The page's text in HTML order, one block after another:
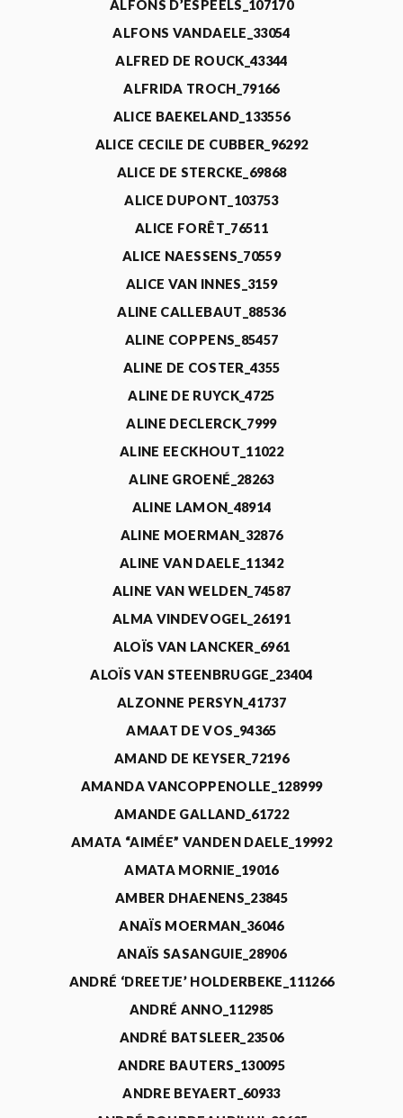
ALFONS D’ESPEELS_107170
ALFONS VANDAELE_33054
ALFRED DE ROUCK_43344
ALFRIDA TROCH_79166
ALICE BAEKELAND_133556
ALICE CECILE DE CUBBER_96292
ALICE DE STERCKE_69868
ALICE DUPONT_103753
ALICE FORÊT_76511
ALICE NAESSENS_70559
ALICE VAN INNES_3159
ALINE CALLEBAUT_88536
ALINE COPPENS_85457
ALINE DE COSTER_4355
ALINE DE RUYCK_4725
ALINE DECLERCK_7999
ALINE EECKHOUT_11022
ALINE GROENÉ_28263
ALINE LAMON_48914
ALINE MOERMAN_32876
ALINE VAN DAELE_11342
ALINE VAN WELDEN_74587
ALMA VINDEVOGEL_26191
ALOÏS VAN LANCKER_6961
ALOÏS VAN STEENBRUGGE_23404
ALZONNE PERSYN_41737
AMAAT DE VOS_94365
AMAND DE KEYSER_72196
AMANDA VANCOPPENOLLE_128999
AMANDE GALLAND_61722
AMATA “AIMÉE” VANDEN DAELE_19992
AMATA MORNIE_19016
AMBER DHAENENS_23845
ANAÏS MOERMAN_36046
ANAÏS SASANGUIE_28906
ANDRÉ ‘DREETJE’ HOLDERBEKE_111266
ANDRÉ ANNO_112985
ANDRÉ BATSLEER_23506
ANDRE BAUTERS_130095
ANDRE BEYAERT_60933